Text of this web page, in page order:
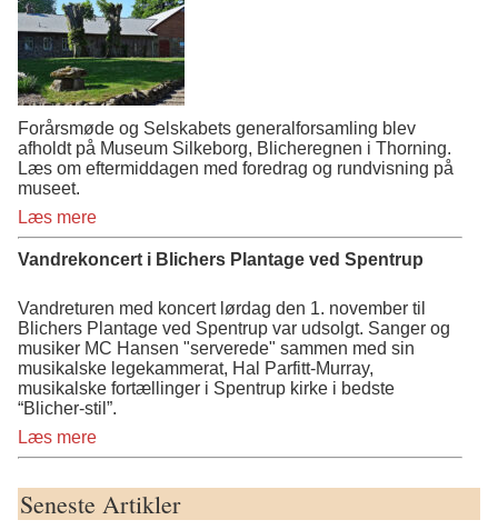
Forårsmøde og Selskabets generalforsamling blev
afholdt på Museum Silkeborg, Blicheregnen i Thorning.
Læs om eftermiddagen med foredrag og rundvisning på
museet.
Læs mere
Vandrekoncert i Blichers Plantage ved Spentrup
Vandreturen med koncert lørdag den 1. november til
Blichers Plantage ved Spentrup var udsolgt. Sanger og
musiker MC Hansen "serverede" sammen med sin
musikalske legekammerat, Hal Parfitt-Murray,
musikalske fortællinger i Spentrup kirke i bedste
“Blicher-stil”.
Læs mere
Seneste Artikler